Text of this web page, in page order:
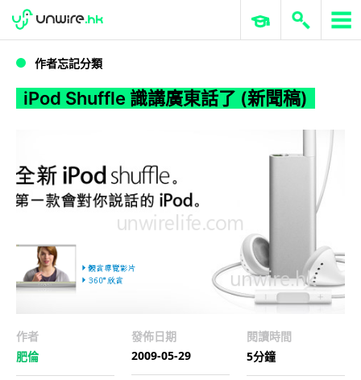
iPod Shuffle 識講廣東話了 (新聞稿)
WWDC 2026 ERP 與商業 AI
作者忘記分類
iPod Shuffle 識講廣東話了 (新聞稿)
作者
肥倫
發佈日期
2009-05-29
閱讀時間
5分鐘